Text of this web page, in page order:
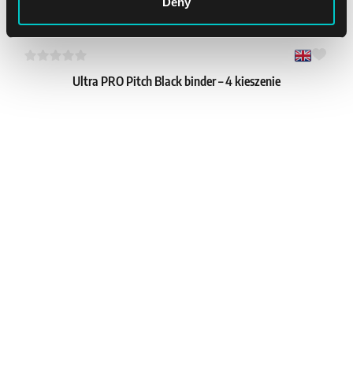
Ultra PRO Pitch Black binder – 4 kieszenie